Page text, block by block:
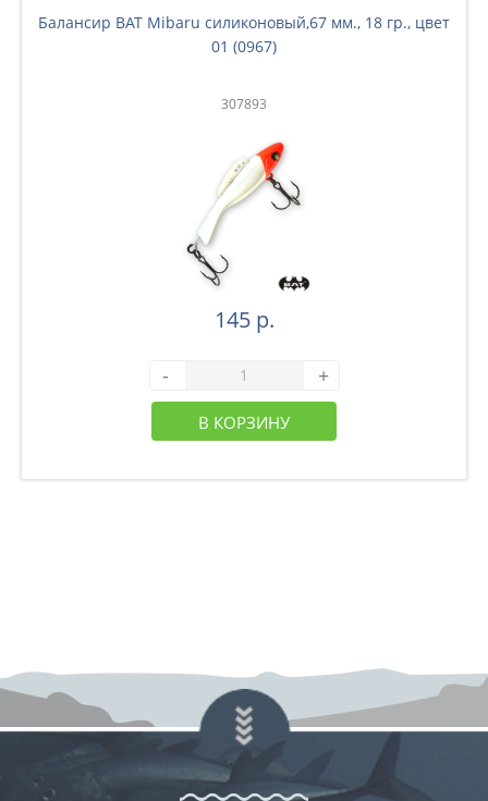
Балансир BAT Mibaru силиконовый,67 мм., 18 гр., цвет
01 (0967)
307893
145 р.
- +
В КОРЗИНУ